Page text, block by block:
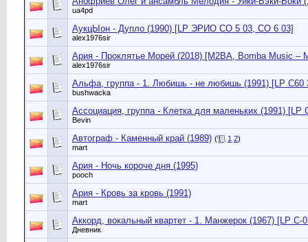
ua4pd
АукцЫон - Дупло (1990) [LP ЭРИО СО 5 03, СО 6 03]
alex1976sir
Ария - Проклятье Морей (2018) [M2BA, Bomba Music –
alex1976sir
Альфа, группа - 1. Любишь - не любишь (1991) [LP С60
bushwacka
Ассоциация, группа - Клетка для маленьких (1991) [LP
Bevin
Автограф - Каменный край (1989) ( 1 2)
mart
Ария - Ночь короче дня (1995)
pooch
Ария - Кровь за кровь (1991)
mart
Аккорд, вокальный квартет - 1. Манжерок (1967) [LP С-
Дневник